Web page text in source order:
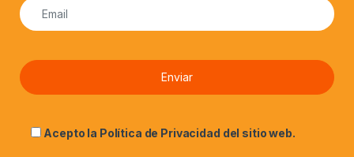
Acepto la Política de Privacidad del sitio web.